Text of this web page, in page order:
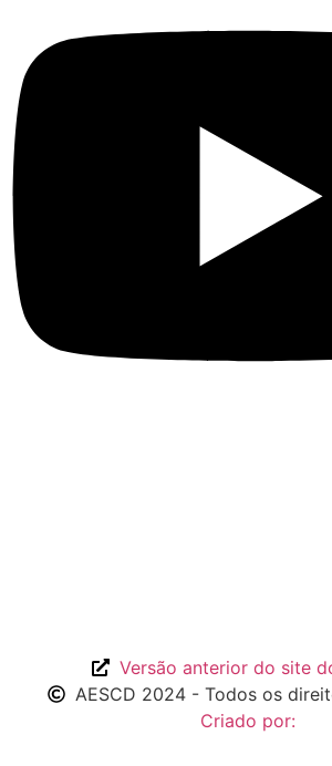
Versão anterior do site
AESCD 2024 - Todos os
Criado por: